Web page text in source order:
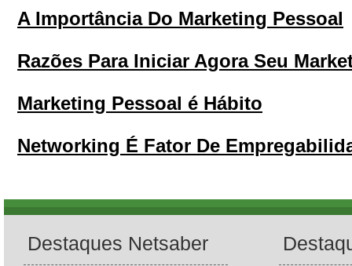
A Importância Do Marketing Pessoal
Razões Para Iniciar Agora Seu
Marketing Pessoal é Hábito
Networking É Fator De
Destaques Netsaber